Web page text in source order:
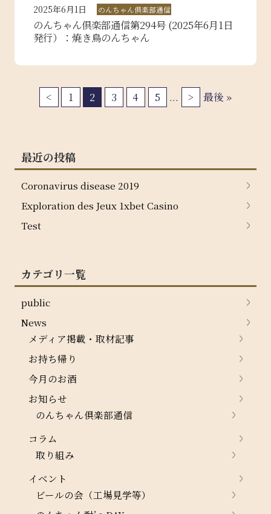
2025年6月1日 のんちゃん倶楽部通信
のんちゃん倶楽部通信第294号 (2025年6月1日
発行）：焼き鳥のんちゃん
< 1 2 3 4 5 ... > 最後 »
最近の投稿
Coronavirus disease 2019
Exploration des Jeux 1xbet Casino
Test
カテゴリ一覧
public
News
メディア掲載・取材記事
お持ち帰り
今月のお酒
お知らせ
のんちゃん倶楽部通信
コラム
取り組み
イベント
ビールの会（工場見学等）